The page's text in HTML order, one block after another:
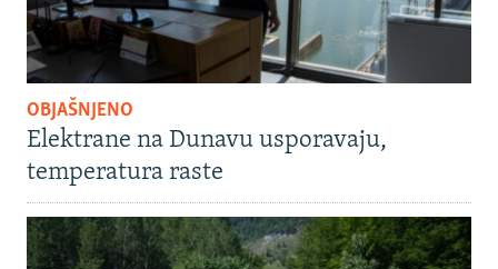
OBJAŠNJENO
Elektrane na Dunavu usporavaju,
temperatura raste